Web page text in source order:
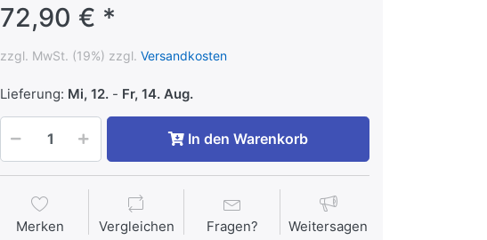
72,90 € *
zzgl. MwSt. (19%) zzgl. Versandkosten
Lieferung: Mi, 12.- Fr, 14. Aug.
In den Warenkorb
Merken Vergleichen Fragen? Weitersagen